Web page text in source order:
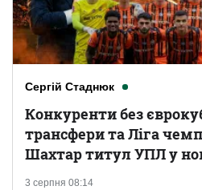
Сергій Стаднюк
3 серпня 08:14
Конкуренти без
трансфери та Ліга
Шахтар титул УПЛ у